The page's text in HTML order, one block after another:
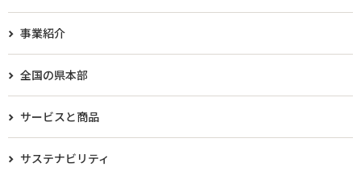
事業紹介
全国の県本部
サービスと商品
サステナビリティ